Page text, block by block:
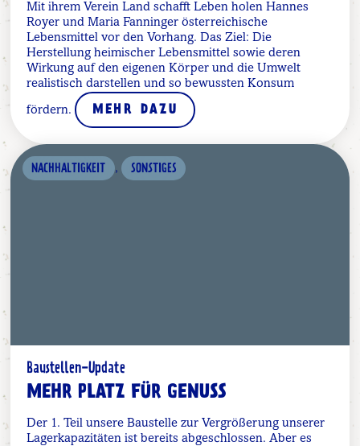
Mit ihrem Verein Land schafft Leben holen Hannes
Royer und Maria Fanninger österreichische
Lebensmittel vor den Vorhang. Das Ziel: Die
Herstellung heimischer Lebensmittel sowie deren
Wirkung auf den eigenen Körper und die Umwelt
realistisch darstellen und so bewussten Konsum
fördern. MEHR DAZU
NACHHALTIGKEIT , SONSTIGES
Baustellen-Update
MEHR PLATZ FÜR GENUSS
Der 1. Teil unsere Baustelle zur Vergrößerung unserer
Lagerkapazitäten ist bereits abgeschlossen. Aber es